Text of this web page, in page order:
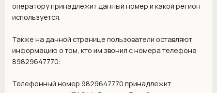
оператору принадлежит данный номер и какой регион
используется.
Также на данной странице пользователи оставляют
информацию о том, кто им звонил с номера телефона
89829647770:
Телефонный номер 9829647770 принадлежит